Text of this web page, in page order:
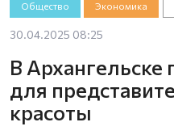
Общество Экономика
30.04.2025 08:25
В
для
красоты